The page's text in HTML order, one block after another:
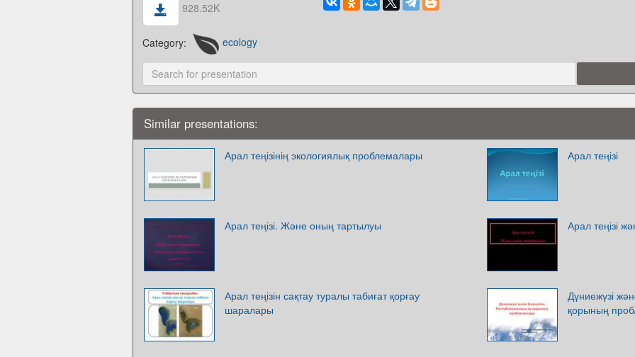
928.52K
Category: ecology
Similar presentations:
Арал теңізінің экологиялық проблемалары Арал теңізі
Арал теңізі. Және оның тартылуы Арал теңізі
Арал теңізін сақтау туралы табиғат қорғау
шаралары
Дүниежүзі
қорының